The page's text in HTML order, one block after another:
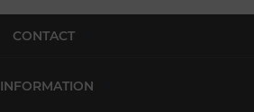
CONTACT
INFORMATION